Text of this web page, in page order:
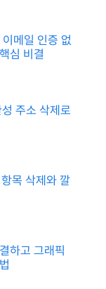
메일 인증 없
심 비결
주소 삭제로
목 삭제와 깔
하고 그래픽